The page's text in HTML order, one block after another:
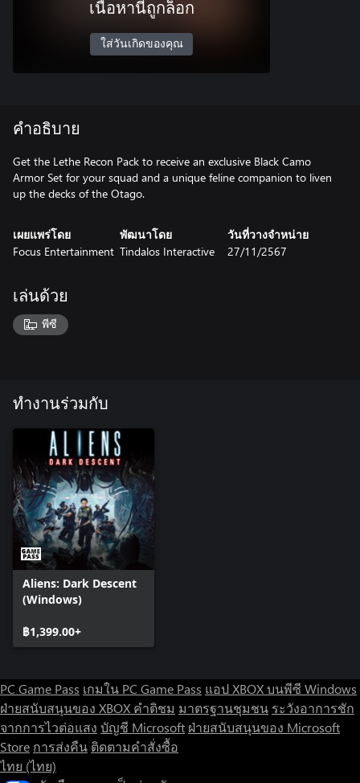
เนื้อหานี้ถูกล็อก
ใส่วันเกิดของคุณ
คำอธิบาย
Get the Lethe Recon Pack to receive an exclusive Black Camo
Armor Set for your squad and a unique feline companion to liven
up the decks of the Otago.
เผยแพร่โดย
Focus Entertainment
พัฒนาโดย
Tindalos Interactive
วันที่วางจำหน่าย
27/11/2567
เล่นด้วย
พีซี
ทำงานร่วมกับ
Aliens: Dark Descent
(Windows)
฿1,399.00+
PC Game Pass เกมใน PC Game Pass แอป XBOX บนพีซี Windows
ฝ่ายสนับสนุนของ XBOX คำติชม มาตรฐานชุมชน ระวังอาการชัก
จากการไวต่อแสง บัญชี Microsoft ฝ่ายสนับสนุนของ Microsoft
Store การส่งคืน ติดตามคำสั่งซื้อ
ไทย (ไทย)